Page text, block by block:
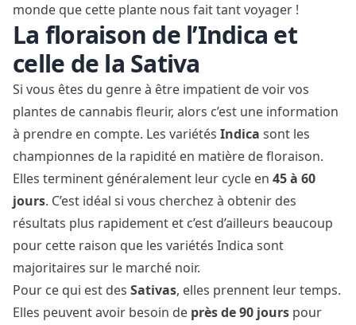
monde que cette plante nous fait tant voyager !
La floraison de l’Indica et
celle de la Sativa
Si vous êtes du genre à être impatient de voir vos
plantes de cannabis fleurir, alors c’est une information
à prendre en compte. Les variétés Indica sont les
championnes de la rapidité en matière de floraison.
Elles terminent généralement leur cycle en 45 à 60
jours. C’est idéal si vous cherchez à obtenir des
résultats plus rapidement et c’est d’ailleurs beaucoup
pour cette raison que les variétés Indica sont
majoritaires sur le marché noir.
Pour ce qui est des Sativas, elles prennent leur temps.
Elles peuvent avoir besoin de près de 90 jours pour